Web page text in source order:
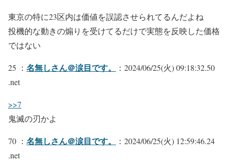
東京の特に23区内は価値を誤認させられてるんだよね
投機的な動きの煽りを受けてるだけで実態を反映した価格
ではない
25 ： 名無しさん＠涙目です。
：2024/06/25(火) 09:18:32.50
.net
>>7
鬼滅の刃かよ
70 ： 名無しさん＠涙目です。
：2024/06/25(火) 12:59:46.24
.net